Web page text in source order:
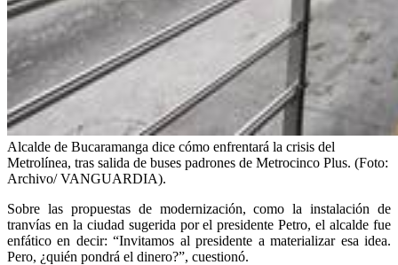
Alcalde de Bucaramanga dice cómo enfrentará la crisis del
Metrolínea, tras salida de buses padrones de Metrocinco Plus. (Foto:
Archivo/ VANGUARDIA).
Sobre las propuestas de modernización, como la instalación de
tranvías en la ciudad sugerida por el presidente Petro, el alcalde fue
enfático en decir: “Invitamos al presidente a materializar esa idea.
Pero, ¿quién pondrá el dinero?”, cuestionó.